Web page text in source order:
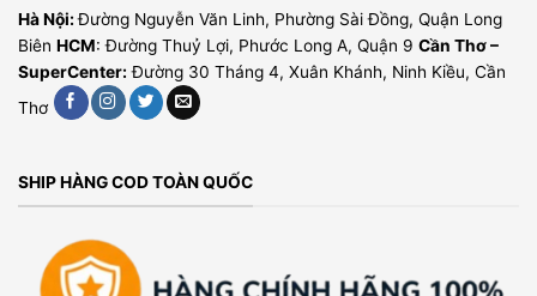
Hà Nội:Đường Nguyễn Văn Linh, Phường Sài Đồng, Quận Long
Biên HCM: Đường Thuỷ Lợi, Phước Long A, Quận 9 Cần Thơ –
SuperCenter: Đường 30 Tháng 4, Xuân Khánh, Ninh Kiều, Cần
Thơ
SHIP HÀNG COD TOÀN QUỐC